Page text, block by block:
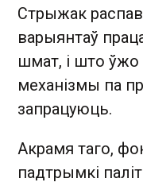
Стрыжак
варыянтаў
шмат, і што
механізмы па
запрацуюць.
Акрамя таго,
падтрымкі